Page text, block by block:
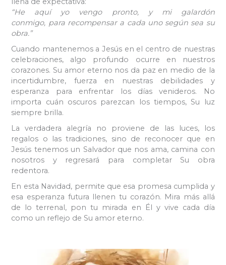
“He aquí yo vengo pronto, y mi galardón
conmigo, para recompensar a cada uno según sea su
obra.”
Cuando mantenemos a Jesús en el centro de nuestras
celebraciones, algo profundo ocurre en nuestros
corazones. Su amor eterno nos da paz en medio de la
incertidumbre, fuerza en nuestras debilidades y
esperanza para enfrentar los días venideros. No
importa cuán oscuros parezcan los tiempos, Su luz
siempre brilla.
La verdadera alegría no proviene de las luces, los
regalos o las tradiciones, sino de reconocer que en
Jesús tenemos un Salvador que nos ama, camina con
nosotros y regresará para completar Su obra
redentora.
En esta Navidad, permite que esa promesa cumplida y
esa esperanza futura llenen tu corazón. Mira más allá
de lo terrenal, pon tu mirada en Él y vive cada día
como un reflejo de Su amor eterno.